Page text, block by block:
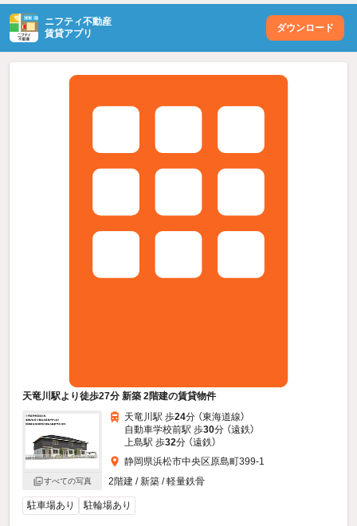
ニフティ不動産
賃貸アプリ
ダウンロード
天竜川駅より徒歩27分 新築 2階建の賃貸物件
すべての写真
天竜川駅 歩24分 （東海道線）
自動車学校前駅 歩30分 （遠鉄）
上島駅 歩32分 （遠鉄）
静岡県浜松市中央区原島町399-1
2階建 / 新築 / 軽量鉄骨
駐車場あり 駐輪場あり